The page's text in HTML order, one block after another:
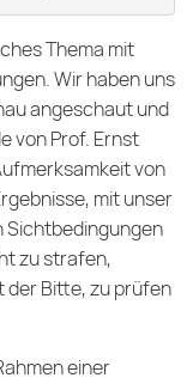
Thema mit
Wir haben uns
angeschaut und
von Prof. Ernst
von
mit unser
Sichtbedingungen
zu strafen,
der Bitte, zu prüfen
einer